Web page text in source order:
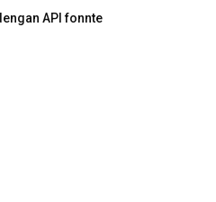
API fonnte